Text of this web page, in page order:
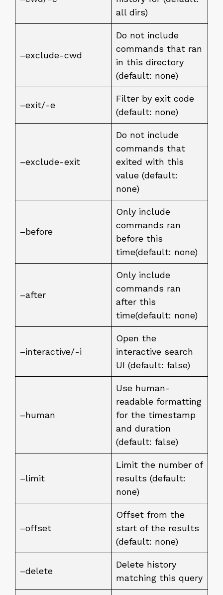
all dirs)
–exclude-cwd
Do not include
commands that ran
in this directory
(default: none)
–exit/-e
Filter by exit code
(default: none)
–exclude-exit
Do not include
commands that
exited with this
value (default:
none)
–before
Only include
commands ran
before this
time(default: none)
–after
Only include
commands ran
after this
time(default: none)
–interactive/-i
Open the
interactive search
UI (default: false)
–human
Use human-
readable formatting
for the timestamp
and duration
(default: false)
–limit
Limit the number of
results (default:
none)
–offset
Offset from the
start of the results
(default: none)
–delete
Delete history
matching this query